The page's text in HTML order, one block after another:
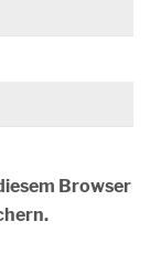
Browser